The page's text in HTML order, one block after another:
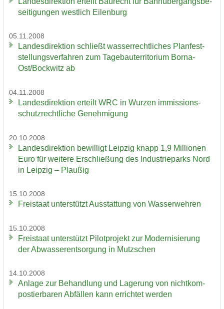
sei­ti­gun­gen west­lich Ei­len­burg
05.11.2008
Lan­des­di­rek­ti­on schließt was­ser­recht­li­ches Plan­fest­
stel­lungs­ver­fah­ren zum Ta­ge­bau­ter­ri­to­ri­um Borna-​
Ost/Bock­witz ab
04.11.2008
Lan­des­di­rek­ti­on er­teilt WRC in Wur­zen im­mis­si­ons­
schutz­recht­li­che Ge­neh­mi­gung
20.10.2008
Lan­des­di­rek­ti­on be­wil­ligt Leip­zig knapp 1,9 Mil­lio­nen
Euro für wei­te­re Er­schlie­ßung des In­dus­trie­parks Nord
in Leip­zig – Plau­ßig
15.10.2008
Frei­staat un­ter­stützt Aus­stat­tung von Was­ser­weh­ren
15.10.2008
Frei­staat un­ter­stützt Pi­lot­pro­jekt zur Mo­der­ni­sie­rung
der Ab­was­ser­ent­sor­gung in Mutz­schen
14.10.2008
An­la­ge zur Be­hand­lung und La­ge­rung von nicht­kom­
pos­tier­ba­ren Ab­fäl­len kann er­rich­tet wer­den